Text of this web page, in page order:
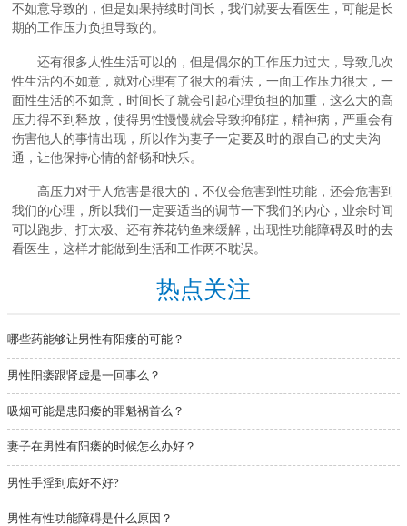
不如意导致的，但是如果持续时间长，我们就要去看医生，可能是长
期的工作压力负担导致的。
还有很多人性生活可以的，但是偶尔的工作压力过大，导致几次
性生活的不如意，就对心理有了很大的看法，一面工作压力很大，一
面性生活的不如意，时间长了就会引起心理负担的加重，这么大的高
压力得不到释放，使得男性慢慢就会导致抑郁症，精神病，严重会有
伤害他人的事情出现，所以作为妻子一定要及时的跟自己的丈夫沟
通，让他保持心情的舒畅和快乐。
高压力对于人危害是很大的，不仅会危害到性功能，还会危害到
我们的心理，所以我们一定要适当的调节一下我们的内心，业余时间
可以跑步、打太极、还有养花钓鱼来缓解，出现性功能障碍及时的去
看医生，这样才能做到生活和工作两不耽误。
热点关注
哪些药能够让男性有阳痿的可能？
男性阳痿跟肾虚是一回事么？
吸烟可能是患阳痿的罪魁祸首么？
妻子在男性有阳痿的时候怎么办好？
男性手淫到底好不好?
男性有性功能障碍是什么原因？